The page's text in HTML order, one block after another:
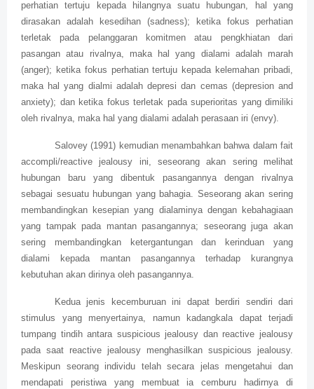
perhatian tertuju kepada hilangnya suatu hubungan, hal yang
dirasakan adalah kesedihan (sadness); ketika fokus perhatian
terletak pada pelanggaran komitmen atau pengkhiatan dari
pasangan atau rivalnya, maka hal yang dialami adalah marah
(anger); ketika fokus perhatian tertuju kepada kelemahan pribadi,
maka hal yang dialmi adalah depresi dan cemas (depresion and
anxiety); dan ketika fokus terletak pada superioritas yang dimiliki
oleh rivalnya, maka hal yang dialami adalah perasaan iri (envy).
Salovey (1991) kemudian menambahkan bahwa dalam fait
accompli/reactive jealousy ini, seseorang akan sering melihat
hubungan baru yang dibentuk pasangannya dengan rivalnya
sebagai sesuatu hubungan yang bahagia. Seseorang akan sering
membandingkan kesepian yang dialaminya dengan kebahagiaan
yang tampak pada mantan pasangannya; seseorang juga akan
sering membandingkan ketergantungan dan kerinduan yang
dialami kepada mantan pasangannya terhadap kurangnya
kebutuhan akan dirinya oleh pasangannya.
Kedua jenis kecemburuan ini dapat berdiri sendiri dari
stimulus yang menyertainya, namun kadangkala dapat terjadi
tumpang tindih antara suspicious jealousy dan reactive jealousy
pada saat reactive jealousy menghasilkan suspicious jealousy.
Meskipun seorang individu telah secara jelas mengetahui dan
mendapati peristiwa yang membuat ia cemburu hadirnya di